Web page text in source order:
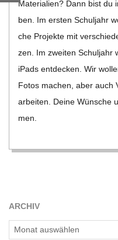
L
D
S
C
H
I
Mate­ria­lien? Dann bist du
ben. Im ers­ten Schul­jahr
che Pro­jekte mit
zen. Im zwei­ten Schul­jahr
iPads ent­de­cken. Wir
Fotos machen, aber auch
ar­bei­ten. Deine Wün­sche
men.
ARCHIV
Archiv